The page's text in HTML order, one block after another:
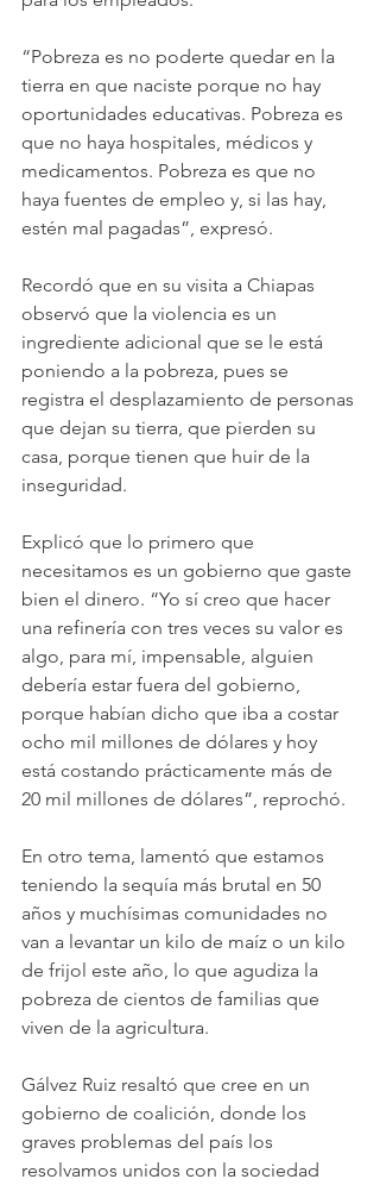
“Pobreza es no poderte quedar en la
tierra en que naciste porque no hay
oportunidades educativas. Pobreza es
que no haya hospitales, médicos y
medicamentos. Pobreza es que no
haya fuentes de empleo y, si las hay,
estén mal pagadas”, expresó.
Recordó que en su visita a Chiapas
observó que la violencia es un
ingrediente adicional que se le está
poniendo a la pobreza, pues se
registra el desplazamiento de personas
que dejan su tierra, que pierden su
casa, porque tienen que huir de la
inseguridad.
Explicó que lo primero que
necesitamos es un gobierno que gaste
bien el dinero. “Yo sí creo que hacer
una refinería con tres veces su valor es
algo, para mí, impensable, alguien
debería estar fuera del gobierno,
porque habían dicho que iba a costar
ocho mil millones de dólares y hoy
está costando prácticamente más de
20 mil millones de dólares”, reprochó.
En otro tema, lamentó que estamos
teniendo la sequía más brutal en 50
años y muchísimas comunidades no
van a levantar un kilo de maíz o un kilo
de frijol este año, lo que agudiza la
pobreza de cientos de familias que
viven de la agricultura.
Gálvez Ruiz resaltó que cree en un
gobierno de coalición, donde los
graves problemas del país los
resolvamos unidos con la sociedad